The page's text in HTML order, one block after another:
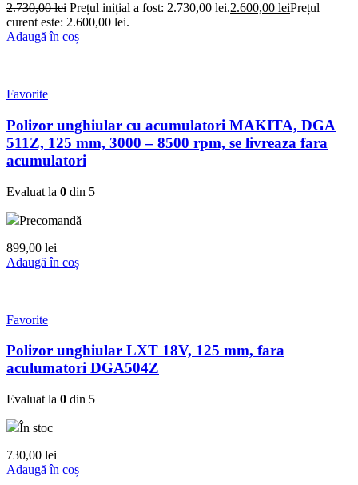
2.730,00lei Prețul inițial a fost: 2.730,00 lei.2.600,00 leiPrețul
curent este: 2.600,00 lei.
Adaugă în coș
Favorite
Polizor unghiular cu acumulatori MAKITA, DGA
511Z, 125 mm, 3000 – 8500 rpm, se livreaza fara
acumulatori
Evaluat la 0 din 5
Precomandă
899,00 lei
Adaugă în coș
Favorite
Polizor unghiular LXT 18V, 125 mm, fara
aculumatori DGA504Z
Evaluat la 0 din 5
În stoc
730,00 lei
Adaugă în coș